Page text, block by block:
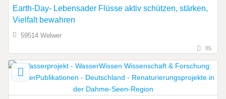
Earth-Day- Lebensader Flüsse aktiv schützen, stärken,
Vielfalt bewahren
59514 Welwer
85